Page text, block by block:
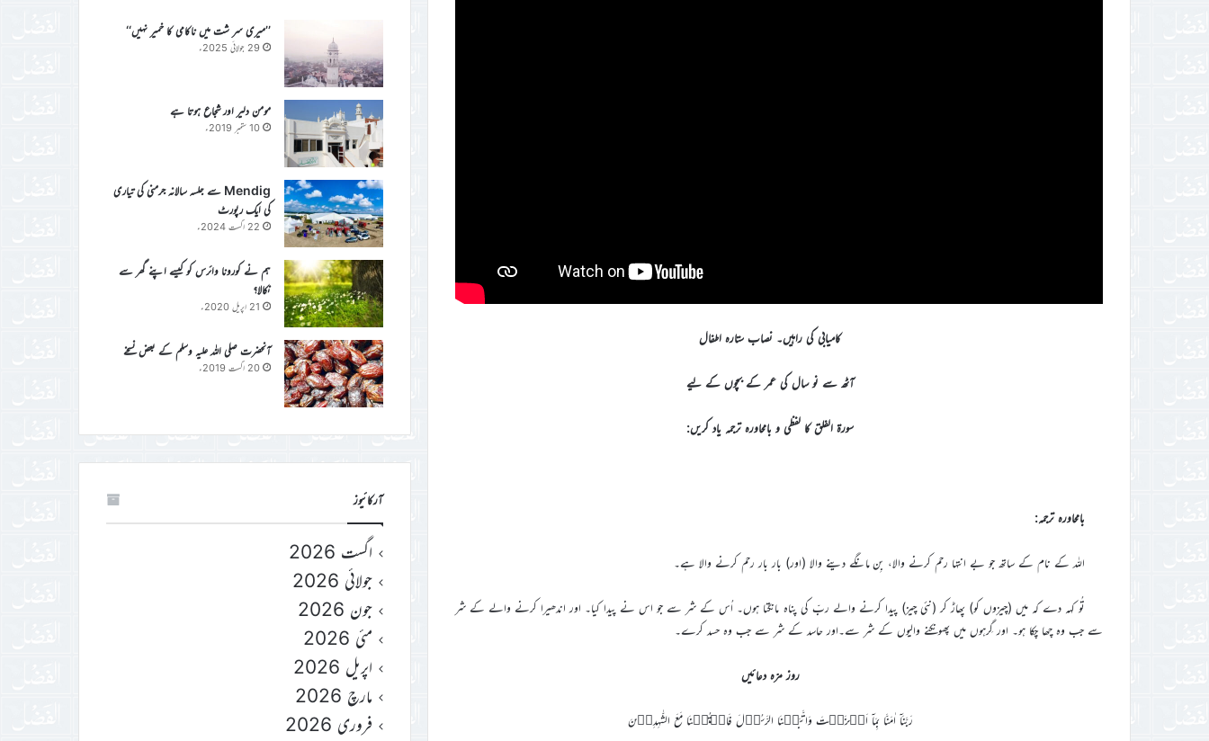
کامیابی کی راہیں۔ نصاب ستارہ اطفال
آٹھ سے نو سال کی عمر کے بچوں کے لیے
سورۃ الفلق کا لفظی و بامحاورہ ترجمہ یاد کریں:
بامحاورہ ترجمہ:
اللہ کے نام کے ساتھ جو بے انتہا رحم کرنے والا، بِن مانگے دینے والا (اور) بار بار رحم کرنے والا ہے۔
تُو کہہ دے کہ میں (چیزوں کو) پھاڑ کر (نئی چیز) پیدا کرنے والے ربّ کی پناہ مانگتا ہوں۔ اُس کے شر سے جو اس نے پیدا کیا۔ اور اندھیرا کرنے والے کے شر
سے جب وہ چھا چکا ہو۔ اور گِرہوں میں پھونکنے والیوں کے شر سے۔اور حاسد کے شر سے جب وہ حسد کرے۔
روز مرّہ دعائیں
رَبَّنَاۤ اٰمَنَّا بِمَاۤ اَنۡزَلۡتَ وَاتَّبَعۡنَا الرَّسُوۡلَ فَاکۡتُبۡنَا مَعَ الشّٰہِدِیۡنَ
’’میری سر شت میں ناکامی کا خمیر نہیں‘‘
29 جولائی 2025ء
مومن دلیر اور شجاع ہوتا ہے
10 ستمبر 2019ء
Mendig سے جلسہ سالانہ جرمنی کی تیاری
کی ایک رپورٹ
22 اگست 2024ء
ہم نے کورونا وائرس کو کیسے اپنے گھر سے
نکالا؟
21 اپریل 2020ء
آنحضرت صلی اللہ علیہ وسلم کے بعض نسخے
20 اگست 2019ء
آرکائیوز
اگست 2026
جولائی 2026
جون 2026
مئی 2026
اپریل 2026
مارچ 2026
فروری 2026